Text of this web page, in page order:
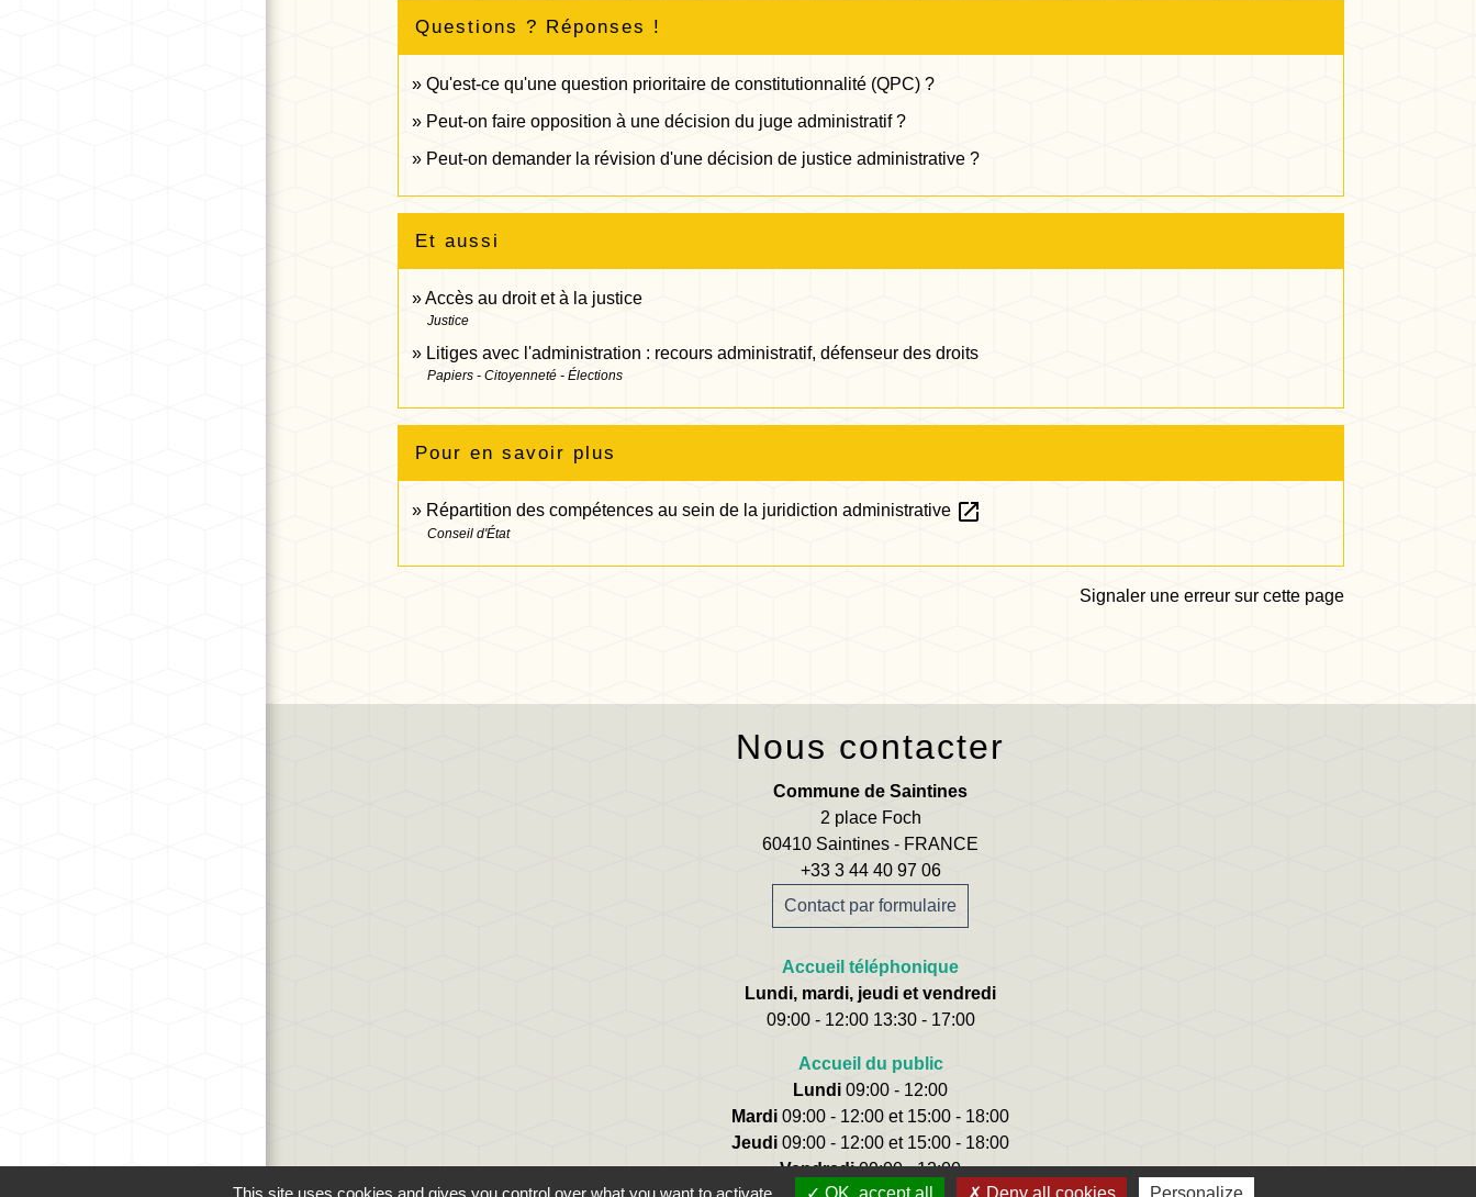
Questions ? Réponses !
Qu'est-ce qu'une question prioritaire de constitutionnalité (QPC) ?
Peut-on faire opposition à une décision du juge administratif ?
Peut-on demander la révision d'une décision de justice administrative ?
Et aussi
Accès au droit et à la justice
Justice
Litiges avec l'administration : recours administratif, défenseur des droits
Papiers - Citoyenneté - Élections
Pour en savoir plus
Répartition des compétences au sein de la juridiction administrative open_in_new
Conseil d'État
Signaler une erreur sur cette page
Nous contacter
Commune de Saintines
2 place Foch
60410 Saintines - FRANCE
+33 3 44 40 97 06
Contact par formulaire
Accueil téléphonique
Lundi, mardi, jeudi et vendredi
09:00 - 12:00 13:30 - 17:00
Accueil du public
Lundi09:00 - 12:00
Mardi09:00 - 12:00 et 15:00 - 18:00
Jeudi09:00 - 12:00 et 15:00 - 18:00
Vendredi09:00 - 12:00
This site uses cookies and gives you control over what you want to activate
OK, accept all Deny all cookies Personalize